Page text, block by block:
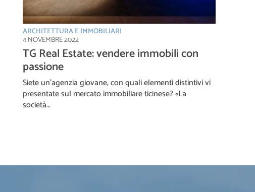
ARCHITETTURA E IMMOBILIARI
4 NOVEMBRE 2022
TG Real Estate: vendere immobili con
passione
Siete un’agenzia giovane, con quali elementi distintivi vi
presentate sul mercato immobiliare ticinese? «La
società…